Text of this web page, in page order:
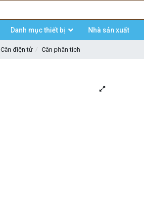
Danh mục thiết bị Nhà sản xuất
Cân điện tử Cân phân tích